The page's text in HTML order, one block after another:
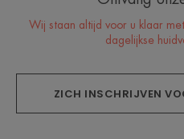
Wij staan altijd voor u klaar
dagelijkse
ZICH INSCHRIJVEN